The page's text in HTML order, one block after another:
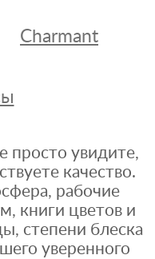
Charmant
просто увидите,
качество.
рабочие
книги цветов и
степени блеска
уверенного